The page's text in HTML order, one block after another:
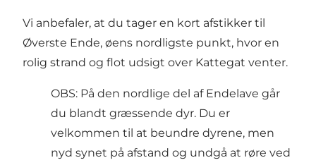
Vi anbefaler, at du tager en kort afstikker til
Øverste Ende, øens nordligste punkt, hvor en
rolig strand og flot udsigt over Kattegat venter.
OBS: På den nordlige del af Endelave går
du blandt græssende dyr. Du er
velkommen til at beundre dyrene, men
nyd synet på afstand og undgå at røre ved